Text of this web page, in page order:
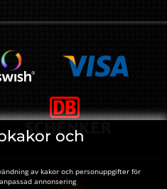
och
av kakor och personuppgifter för
annonsering